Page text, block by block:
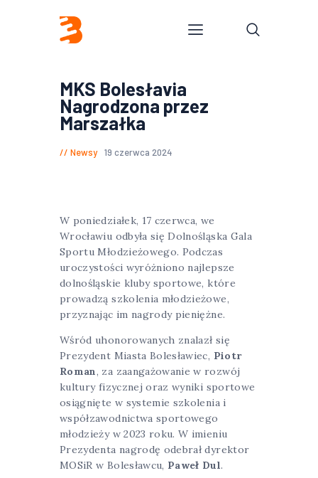
MKS Bolesłavia
Nagrodzona przez
Marszałka
Newsy 19 czerwca 2024
W poniedziałek, 17 czerwca, we
Wrocławiu odbyła się Dolnośląska Gala
Sportu Młodzieżowego. Podczas
uroczystości wyróżniono najlepsze
dolnośląskie kluby sportowe, które
prowadzą szkolenia młodzieżowe,
przyznając im nagrody pieniężne.
Wśród uhonorowanych znalazł się
Prezydent Miasta Bolesławiec, Piotr
Roman , za zaangażowanie w rozwój
kultury fizycznej oraz wyniki sportowe
osiągnięte w systemie szkolenia i
współzawodnictwa sportowego
młodzieży w 2023 roku. W imieniu
Prezydenta nagrodę odebrał dyrektor
MOSiR w Bolesławcu, Paweł Dul.